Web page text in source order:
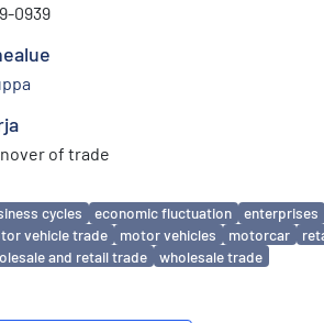
0939
of trade
cycles economic fluctuation enterprises
vehicle trade
motor vehicles motorcar
and retail trade
wholesale trade